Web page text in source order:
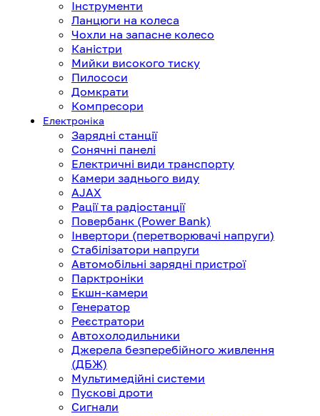
Інструменти
Ланцюги на колеса
Чохли на запасне колесо
Каністри
Мийки високого тиску
Пилососи
Домкрати
Компресори
Електроніка
Зарядні станції
Сонячні панелі
Електричні види транспорту
Камери заднього виду
AJAX
Рації та радіостанції
Повербанк (Power Bank)
Інвертори (перетворювачі напруги)
Стабілізатори напруги
Автомобільні зарядні пристрої
Парктроніки
Екшн-камери
Генератор
Реєстратори
Автохолодильники
Джерела безперебійного живлення
(ДБЖ)
Мультимедійні системи
Пускові дроти
Сигнали